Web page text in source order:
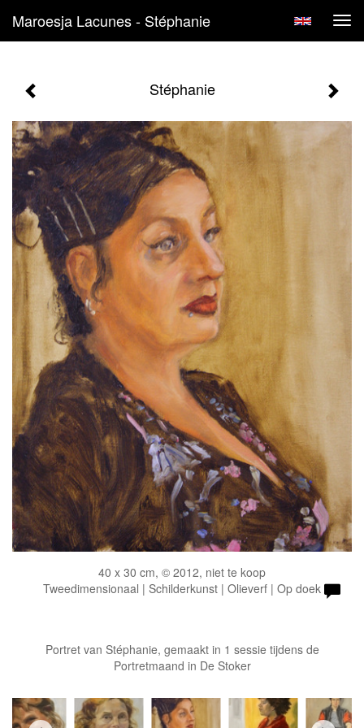
Maroesja Lacunes - Stéphanie
Stéphanie
40 x 30 cm, © 2012, niet te koop
Tweedimensionaal | Schilderkunst | Olieverf | Op doek
Portret van Stéphanie, gemaakt in 1 sessie tijdens de
Portretmaand in De Stoker